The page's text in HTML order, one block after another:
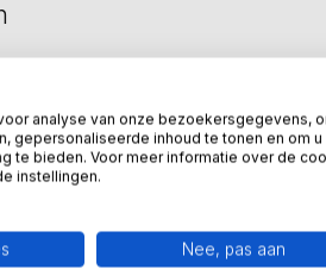
analyse van onze bezoekersgegevens,
gepersonaliseerde inhoud te tonen en om u
te bieden. Voor meer informatie over de
instellingen.
Nee, pas aan